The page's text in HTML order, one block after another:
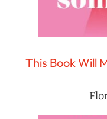
This Book Will